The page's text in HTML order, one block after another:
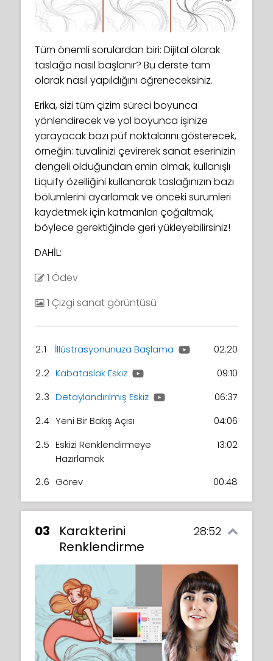
Tüm önemli sorulardan biri: Dijital olarak
taslağa nasıl başlanır? Bu derste tam
olarak nasıl yapıldığını öğreneceksiniz.
Erika, sizi tüm çizim süreci boyunca
yönlendirecek ve yol boyunca işinize
yarayacak bazı püf noktalarını gösterecek,
örneğin: tuvalinizi çevirerek sanat eserinizin
dengeli olduğundan emin olmak, kullanışlı
Liquify özelliğini kullanarak taslağınızın bazı
bölümlerini ayarlamak ve önceki sürümleri
kaydetmek için katmanları çoğaltmak,
böylece gerektiğinde geri yükleyebilirsiniz!
DAHİL:
1 Ödev
1 Çizgi sanat görüntüsü
2.1 İllüstrasyonunuza Başlama
02:20
2.2 Kabataslak Eskiz
09:10
2.3 Detaylandırılmış Eskiz
06:37
2.4 Yeni Bir Bakış Açısı
04:06
2.5 Eskizi Renklendirmeye
Hazırlamak
13:02
2.6 Görev 00:48
03
Karakterini
Renklendirme
28:52